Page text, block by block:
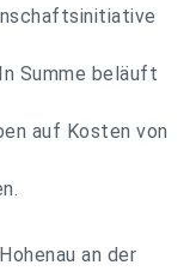
Summe beläuft
auf Kosten von
an der